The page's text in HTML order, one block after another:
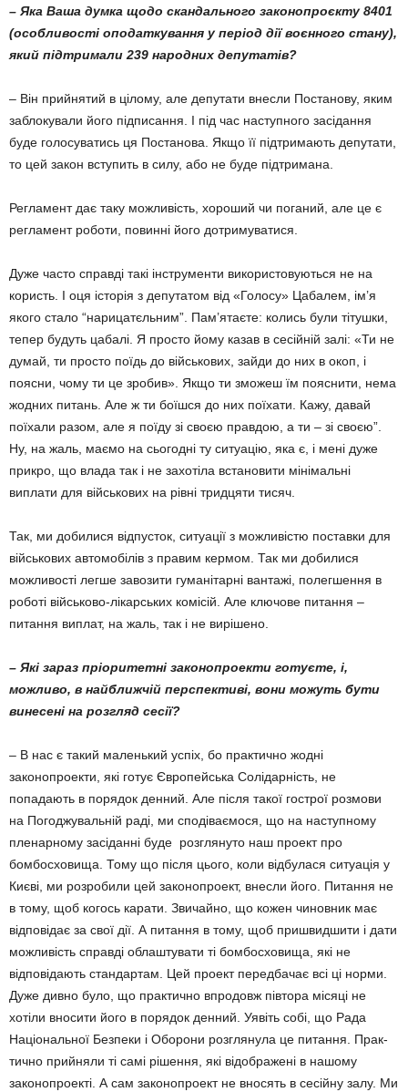
– Яка Ваша думка щодо скандального законопроєкту 8401
(особливості опо­даткування у період дії воєнного стану),
який підтримали 239 народних депутатів?
– Він прийнятий в цілому, але депутати внесли Постанову, яким
заблокували його підписання. І під час наступного засідання
буде голосуватись ця Постанова. Якщо її підтримають депутати,
то цей закон вступить в силу, або не буде підтримана.
Регламент дає таку можливість, хороший чи поганий, але це є
регламент роботи, по­винні його дотримуватися.
Дуже часто справді такі інструменти вико­ристовуються не на
користь. І оця історія з депутатом від «Голосу» Цабалем, ім’я
якого стало “нарицатєльним”. Пам’ятаєте: колись були тітушки,
тепер будуть цабалі. Я просто йому казав в сесійній залі: «Ти не
думай, ти просто поїдь до військових, зайди до них в окоп, і
поясни, чому ти це зробив». Якщо ти зможеш їм пояснити, нема
жодних пи­тань. Але ж ти боїшся до них поїхати. Кажу, давай
поїхали разом, але я поїду зі своєю правдою, а ти – зі своєю”.
Ну, на жаль, має­мо на сьогодні ту ситуацію, яка є, і мені ду­же
прикро, що влада так і не захотіла встановити мінімальні
виплати для військових на рівні тридцяти тисяч.
Так, ми добилися відпусток, ситуації з можливістю поставки для
військових авто­мобілів з правим кермом. Так ми добилися
можливості легше завозити гуманітарні вантажі, полегшення в
роботі військово-лікарських комісій. Але ключове питання –
питання виплат, на жаль, так і не вирішено.
– Які зараз пріоритетні законопроек­ти готуєте, і,
можливо, в найближчій перспективі, вони можуть бути
винесе­ні на розгляд сесії?
– В нас є такий маленький успіх, бо прак­тично жодні
законопроекти, які готує Євро­пейська Солідарність, не
попадають в порядок денний. Але після такої гострої розмови
на Погоджувальній раді, ми спо­діваємося, що на наступному
пленарному засіданні буде розглянуто наш проект про
бомбосховища. Тому що після цього, коли відбулася ситуація у
Києві, ми розробили цей законопроект, внесли його. Питання не
в тому, щоб когось карати. Звичайно, що кожен чиновник має
відповідає за свої дії. А питання в тому, щоб пришвидшити і дати
можливість справді облаштувати ті бомбо­сховища, які не
відповідають стандартам. Цей проект передбачає всі ці норми.
Дуже дивно було, що практично впродовж півтора місяці не
хотіли вносити його в порядок ден­ний. Уявіть собі, що Рада
Національної Без­пеки і Оборони розглянула це питання. Прак­
тично прийняли ті самі рішення, які ві­до­б­ра­жені в нашому
законопроекті. А сам законопроект не вносять в сесійну залу. Ми